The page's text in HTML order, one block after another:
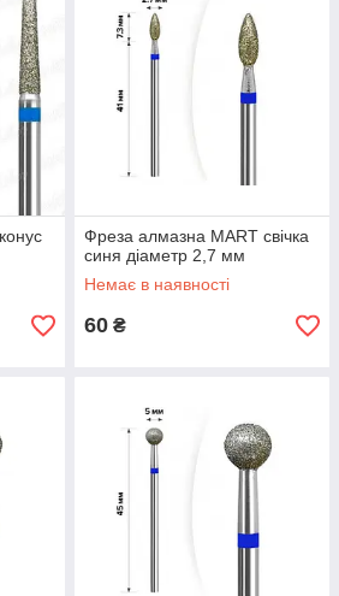
Фреза алмазна MART свічка
синя діаметр 2,7 мм
Немає в наявності
60 ₴